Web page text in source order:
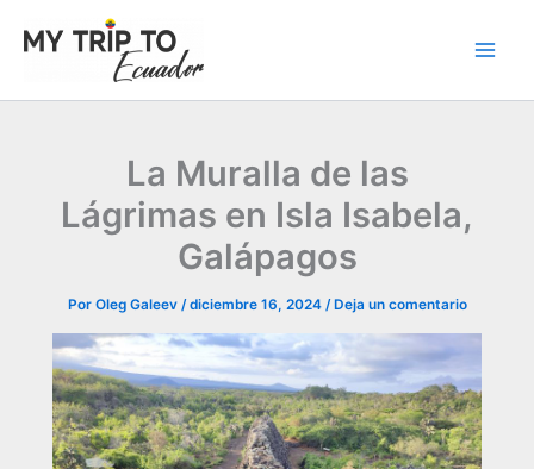
La Muralla de las
Lágrimas en Isla Isabela,
Galápagos
Por Oleg Galeev /diciembre 16, 2024 / Deja un comentario